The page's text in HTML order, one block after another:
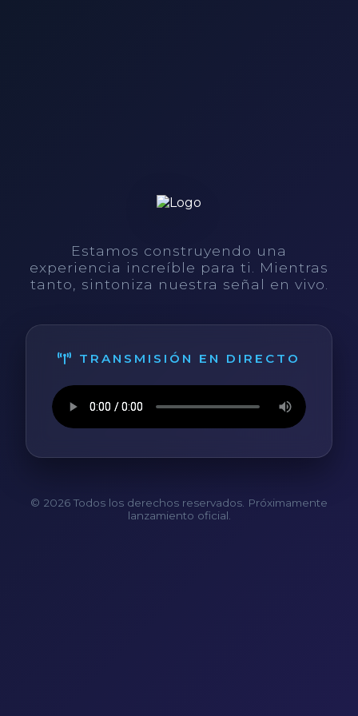
Estamos construyendo una
experiencia increíble para ti. Mientras
tanto, sintoniza nuestra señal en vivo.
TRANSMISIÓN EN DIRECTO
© 2026 Todos los derechos reservados. Próximamente
lanzamiento oficial.